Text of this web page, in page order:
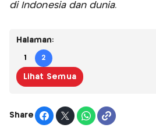
di Indonesia dan dunia.
Halaman:
1 2
Lihat Semua
Share